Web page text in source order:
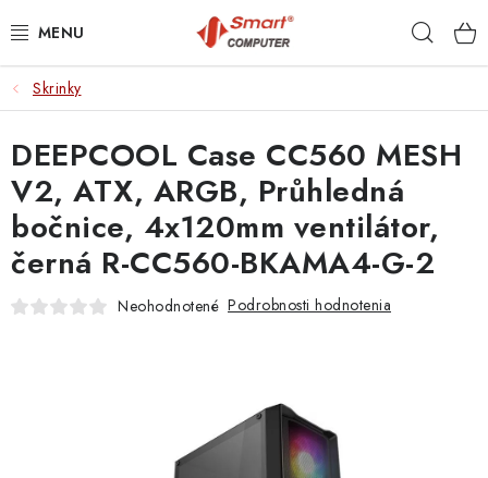
na
NOTEBOOKY
MOBILNÉ ZARIADENIA
PC A KOMPONENTY
PERIFÉRIE
TLAČIARNE
Skrinky
DEEPCOOL Case CC560 MESH
V2, ATX, ARGB, Průhledná
bočnice, 4x120mm ventilátor,
černá R-CC560-BKAMA4-G-2
Neohodnotené Podrobnosti hodnotenia